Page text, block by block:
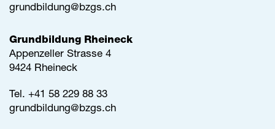
grundbildung@bzgs.ch
Grundbildung Rheineck
Appenzeller Strasse 4
9424 Rheineck
Tel. +41 58 229 88 33
grundbildung@bzgs.ch